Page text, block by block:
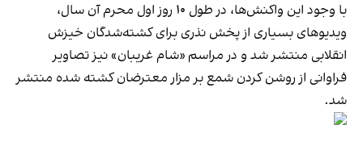
با وجود این واکنش‌ها، در طول ۱۰ روز اول محرم آن سال،
ویدیوهای بسیاری از پخش نذری برای کشته‌شدگان خیزش
انقلابی منتشر شد و در مراسم «شام غریبان» نیز تصاویر
فراوانی از روشن کردن شمع بر مزار معترضان کشته شده منتشر
شد.